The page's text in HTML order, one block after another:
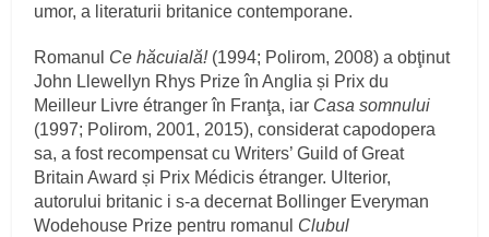
umor, a literaturii britanice contemporane.
Romanul Ce hăcuială!(1994; Polirom, 2008) a obţinut
John Llewellyn Rhys Prize în Anglia și Prix du
Meilleur Livre étranger în Franţa, iar Casa somnului
(1997; Polirom, 2001, 2015), considerat capodopera
sa, a fost recompensat cu Writers’ Guild of Great
Britain Award și Prix Médicis étranger. Ulterior,
autorului britanic i s-a decernat Bollinger Everyman
Wodehouse Prize pentru romanul Clubul